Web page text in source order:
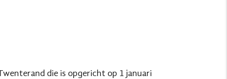
die is opgericht op 1 januari